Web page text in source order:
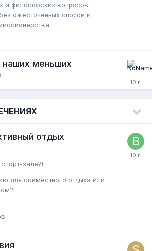
и философских вопросов.
ожесточённых споров и
наших меньших
отдых
зале?!
для совместного отдыха или